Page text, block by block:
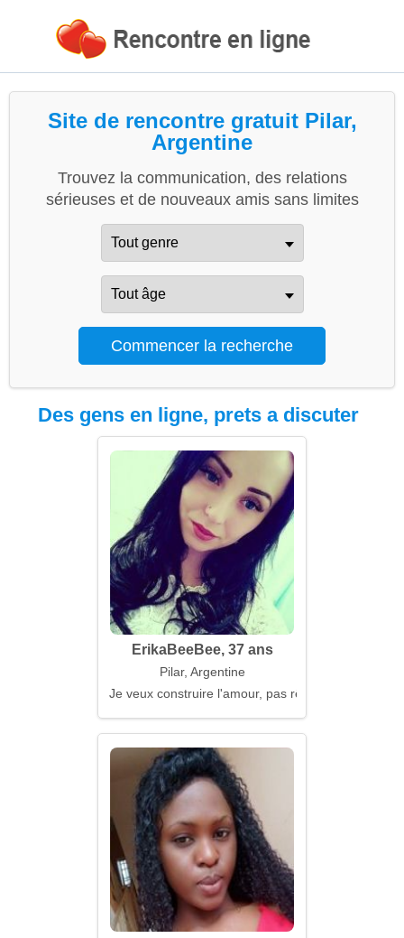
Site de rencontre gratuit Pilar,
Argentine
Trouvez la communication, des relations
sérieuses et de nouveaux amis sans limites
Des gens en ligne, prets a discuter
ErikaBeeBee, 37 ans
Pilar, Argentine
Je veux construire l'amour, pas rêver